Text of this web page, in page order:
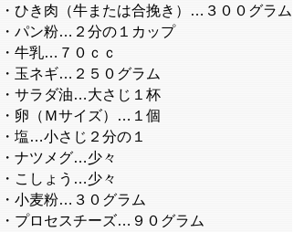
・ひき肉（牛または合挽き）…３００グラム
・パン粉…２分の１カップ
・牛乳…７０ｃｃ
・玉ネギ…２５０グラム
・サラダ油…大さじ１杯
・卵（Ｍサイズ）…１個
・塩…小さじ２分の１
・ナツメグ…少々
・こしょう…少々
・小麦粉…３０グラム
・プロセスチーズ…９０グラム